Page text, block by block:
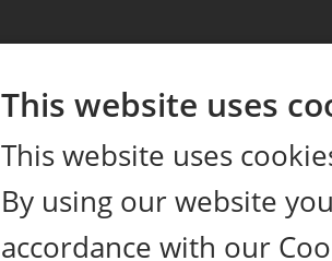
This website uses
This website uses
By using our website
accordance with our